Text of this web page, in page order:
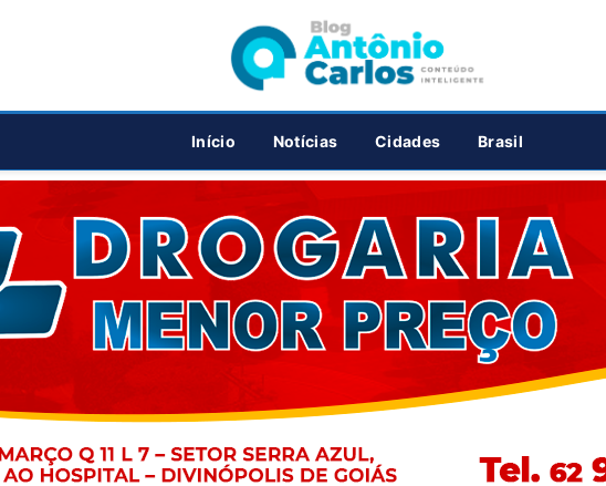
Início Notícias Cidades Brasil
PUBLICIDADE